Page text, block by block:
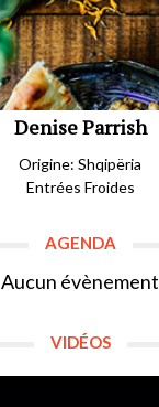
Denise Parrish
Origine: Shqipëria
Entrées Froides
AGENDA
Aucun évènement
VIDÉOS